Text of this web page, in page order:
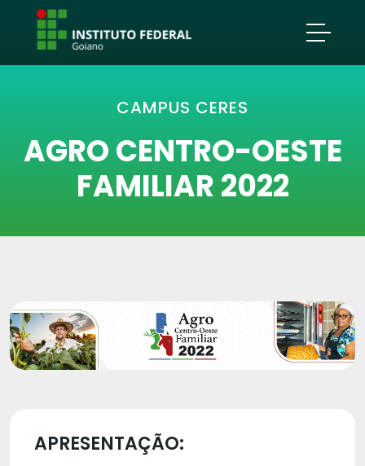
CAMPUS CERES
AGRO CENTRO-OESTE
FAMILIAR 2022
APRESENTAÇÃO: